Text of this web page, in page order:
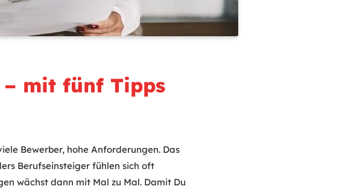
– mit fünf Tipps
Bewerber, hohe Anforderungen. Das
Berufseinsteiger fühlen sich oft
wächst dann mit Mal zu Mal. Damit Du